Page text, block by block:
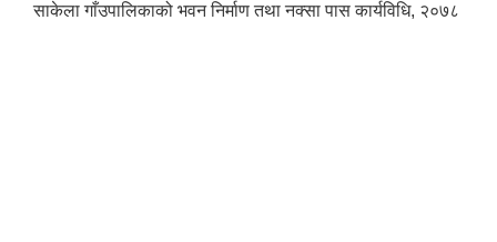
साकेला गाँउपालिकाको भवन निर्माण तथा नक्सा पास कार्यविधि, २०७८